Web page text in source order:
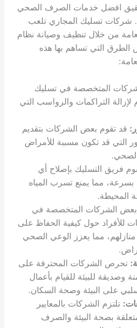
افضل خدمات الصرف الصحي
شركات تسليك المجاري تلعب
من خلال تنظيف وصيانة نظام
التي تساهم بها هذه
المتخصصة في تسليك
التراكمات والرواسب التي
قد تقوم بعض الشركات بتقديم
التي قد تكون مسببة للأمراض
فريق التسليك بإصلاح أي
مما يمنع تسرب المياه
المحيطة.
بعض الشركات المتخصصة في
للأفراد حول كيفية الحفاظ على
مما يعزز الوعي الصحي
تحرص الشركات المحترفة على
وصديقة للبيئة للقيام بأعمال
على البيئة وصحة السكان.
تلتزم الشركات بالمعايير
بصحة البيئة والصرف